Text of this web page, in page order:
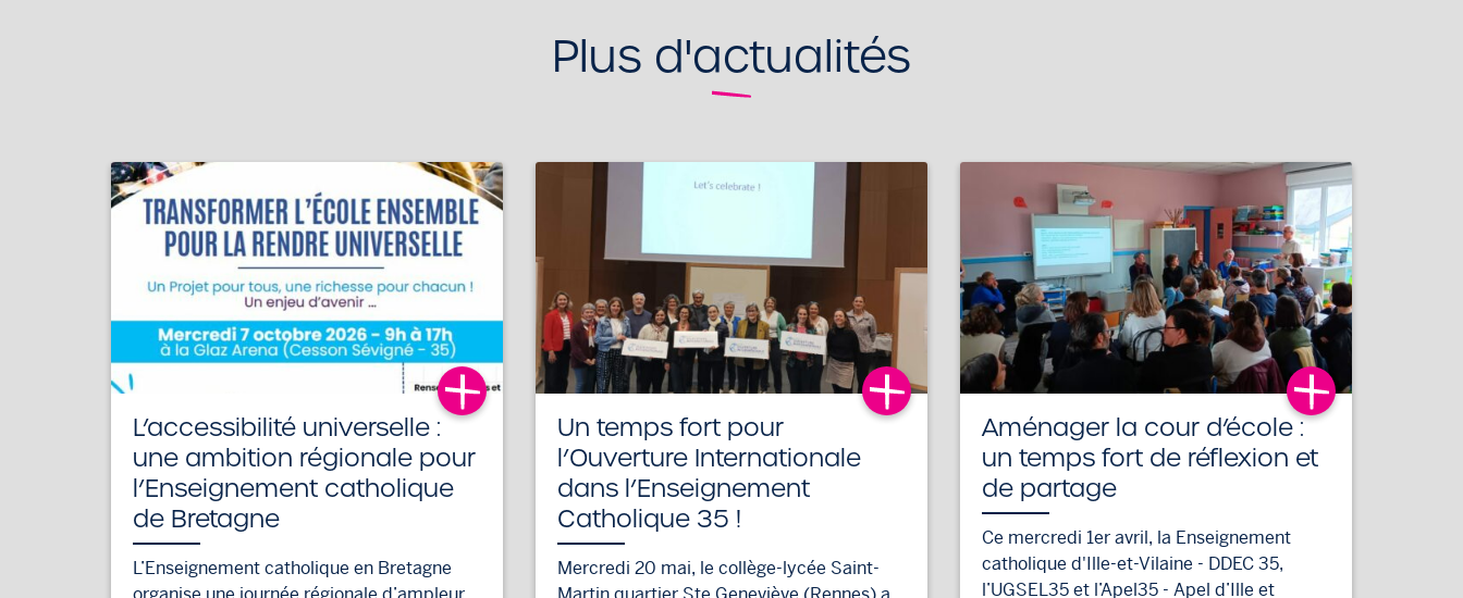
Plus d'actualités
L’accessibilité universelle :
une ambition régionale pour
l’Enseignement catholique
de Bretagne
L’Enseignement catholique en Bretagne
Un temps fort pour
l’Ouverture Internationale
dans l’Enseignement
Catholique 35 !
Mercredi 20 mai, le collège-lycée Saint-
Aménager la cour d’école :
un temps fort de réflexion et
de partage
Ce mercredi 1er avril, la Enseignement
catholique d'Ille-et-Vilaine - DDEC 35,
l’UGSEL35 et l’Apel35 - Apel d’Ille et